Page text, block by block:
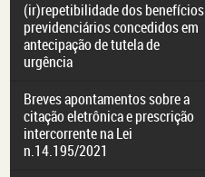
(ir)repetibilidade dos benefícios
previdenciários concedidos em
antecipação de tutela de
urgência
Breves apontamentos sobre a
citação eletrônica e prescrição
intercorrente na Lei
n.14.195/2021